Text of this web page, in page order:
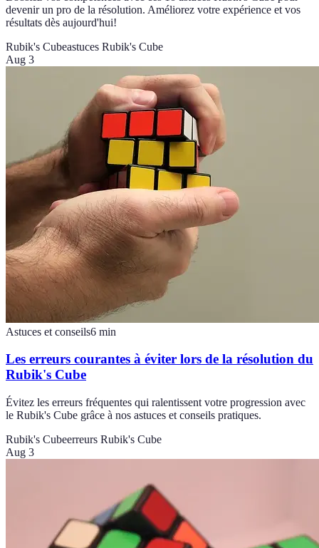
devenir un pro de la résolution. Améliorez votre expérience et vos
résultats dès aujourd'hui!
Rubik's Cubeastuces Rubik's Cube
Aug 3
Astuces et conseils6 min
Les erreurs courantes à éviter lors de la résolution du
Rubik's Cube
Évitez les erreurs fréquentes qui ralentissent votre progression avec
le Rubik's Cube grâce à nos astuces et conseils pratiques.
Rubik's Cubeerreurs Rubik's Cube
Aug 3